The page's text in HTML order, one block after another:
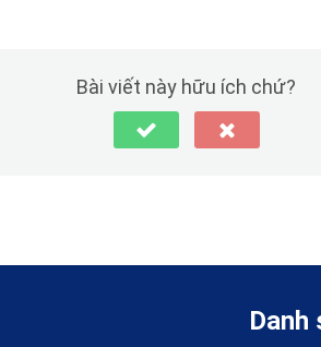
Bài viết này hữu ích chứ?
Danh